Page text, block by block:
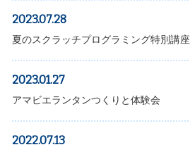
2023.07.28
夏のスクラッチプログラミング特別講座
2023.01.27
アマビエランタンつくりと体験会
2022.07.13